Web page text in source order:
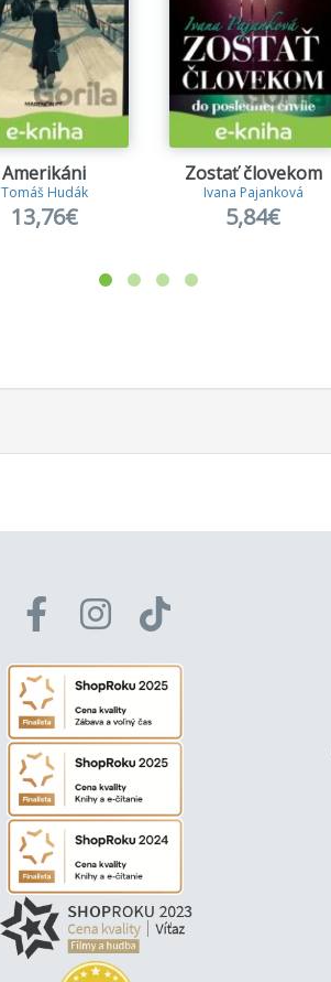
Amerikáni
Tomáš Hudák
13,76€
Zostať človekom
Ivana Pajanková
5,84€